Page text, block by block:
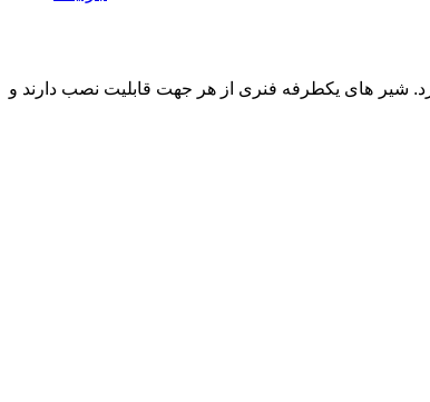
شیر های یکطرفه فنری از هر جهت قابلیت نصب دارند و